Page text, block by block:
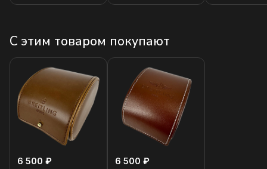
С этим товаром покупают
6 500 ₽ 6 500 ₽